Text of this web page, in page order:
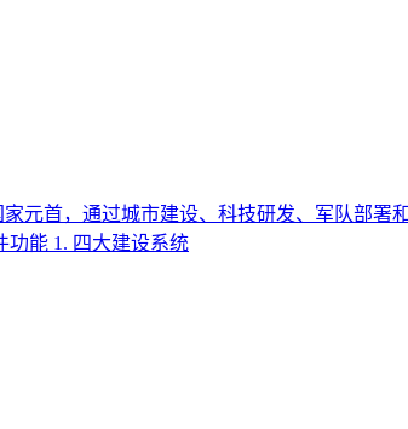
元首，通过城市建设、科技研发、军队部署
功能 1. 四大建设系统